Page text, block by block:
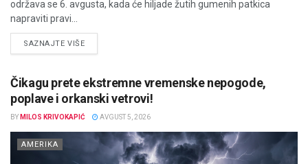
održava se 6. avgusta, kada će hiljade žutih gumenih patkica
napraviti pravi...
SAZNAJTE VIŠEDETAILS
Čikagu prete ekstremne vremenske nepogode,
poplave i orkanski vetrovi!
BY MILOS KRIVOKAPIĆ AVGUST 5, 2026
AMERIKA